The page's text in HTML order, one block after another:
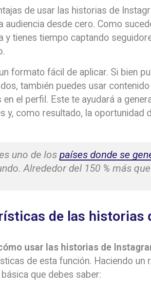
de usar las historias de
audiencia desde cero. Como
y tienes tiempo captando
formato fácil de aplicar. Si bien
también puedes usar
en el perfil. Este te ayudará a
y, como resultado, la oportunidad
uno de los países donde se
Alrededor del 150 % más
de las historias
usar las historias de
de esta función. Haciendo un
que debes saber: